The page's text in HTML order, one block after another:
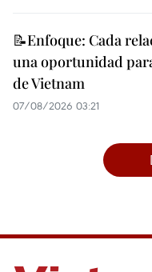
📝Enfoque: Cada
una oportunidad
de Vietnam
07/08/2026 03:21